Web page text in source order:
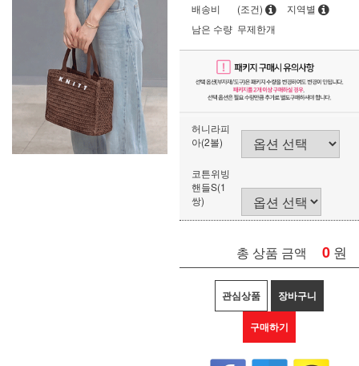
배송비
(조건)
지역별
남은 수량 무제한개
허니라피
아(2볼)
코튼위빙
핸들S(1
쌍)
총 상품 금액 0 원
관심상품 장바구니
구매하기